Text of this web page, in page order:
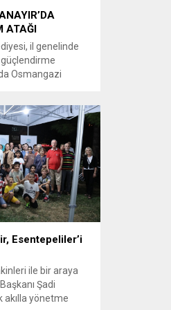
ATAĞI
il genelinde
güçlendirme
Osmangazi
Genel
Başkanlığı
ilçesine bağlı
Pınar
üstyapıyı yenileme
Bölgenin en...
Esentepeliler’i
ile bir araya
Şadi
akılla yönetme